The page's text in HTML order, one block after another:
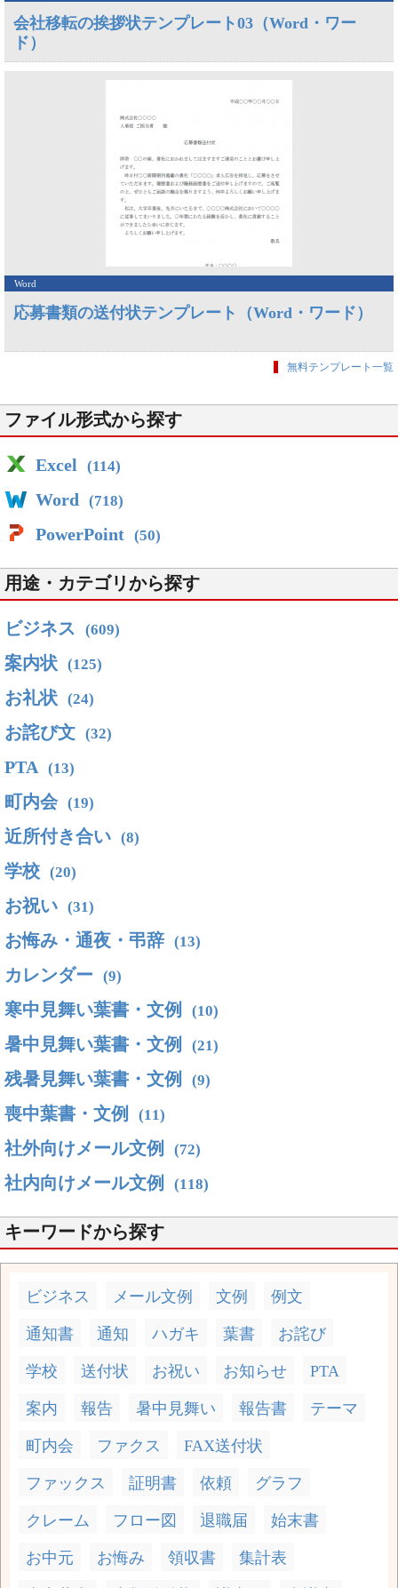
会社移転の挨拶状テンプレート03（Word・ワー
ド）
Word
応募書類の送付状テンプレート（Word・ワード）
無料テンプレート一覧
ファイル形式から探す
Excel (114)
Word (718)
PowerPoint (50)
用途・カテゴリから探す
ビジネス (609)
案内状 (125)
お礼状 (24)
お詫び文 (32)
PTA (13)
町内会 (19)
近所付き合い (8)
学校 (20)
お祝い (31)
お悔み・通夜・弔辞 (13)
カレンダー (9)
寒中見舞い葉書・文例 (10)
暑中見舞い葉書・文例 (21)
残暑見舞い葉書・文例 (9)
喪中葉書・文例 (11)
社外向けメール文例 (72)
社内向けメール文例 (118)
キーワードから探す
ビジネス メール文例 文例 例文
通知書 通知 ハガキ 葉書 お詫び
学校 送付状 お祝い お知らせ PTA
案内 報告 暑中見舞い 報告書 テーマ
町内会 ファクス FAX送付状
ファックス 証明書 依頼 グラフ
クレーム フロー図 退職届 始末書
お中元 お悔み 領収書 集計表